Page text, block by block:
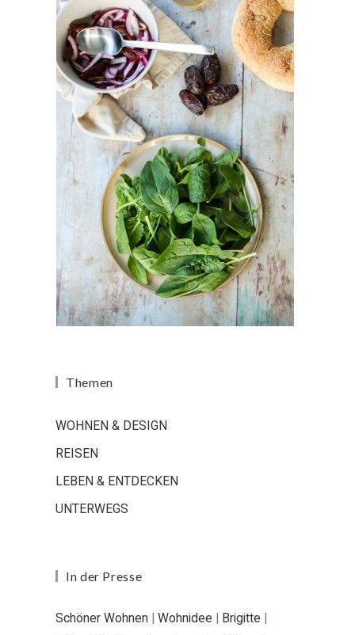
Themen
WOHNEN & DESIGN
REISEN
LEBEN & ENTDECKEN
UNTERWEGS
In der Presse
Schöner Wohnen Wohnidee Brigitte